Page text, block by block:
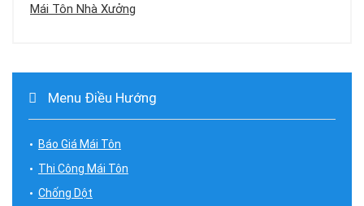
Mái Tôn Nhà Xưởng
Menu Điều Hướng
Báo Giá Mái Tôn
Thi Công Mái Tôn
Chống Dột